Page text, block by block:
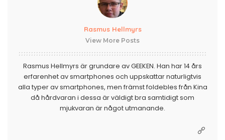
Rasmus Hellmyrs
View More Posts
Rasmus Hellmyrs är grundare av GEEKEN. Han har 14 års
erfarenhet av smartphones och uppskattar naturligtvis
alla typer av smartphones, men främst foldebles från Kina
då hårdvaran i dessa är väldigt bra samtidigt som
mjukvaran är något utmanande.